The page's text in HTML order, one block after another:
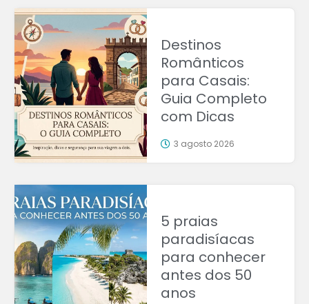
Destinos
Românticos
para Casais:
Guia Completo
com Dicas
3 agosto 2026
5 praias
paradisíacas
para conhecer
antes dos 50
anos